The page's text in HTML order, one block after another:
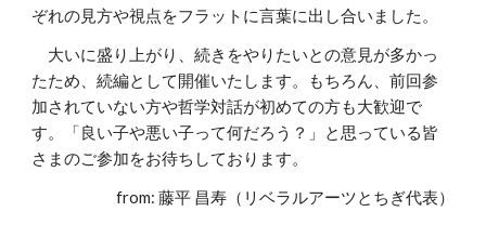
ぞれの見方や視点をフラットに言葉に出し合いました。
大いに盛り上がり、続きをやりたいとの意見が多かっ
たため、続編として開催いたします。
もちろん、前回参
加されていない方や哲学対話が初めての方も大歓迎で
す。
「良い子や悪い子って何だろう？」と思っている皆
さまのご参加をお待ちしております。
from: 藤平 昌寿（リベラルアーツとちぎ代表）